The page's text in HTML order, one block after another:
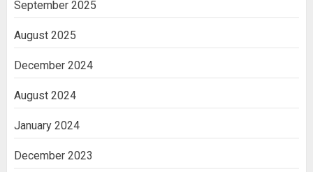
September 2025
August 2025
December 2024
August 2024
January 2024
December 2023